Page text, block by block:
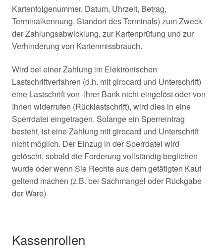
Kartenfolgenummer, Datum, Uhrzeit, Betrag,
Terminalkennung, Standort des Terminals) zum Zweck
der Zahlungsabwicklung, zur Kartenprüfung und zur
Verhinderung von Kartenmissbrauch.
Wird bei einer Zahlung im Elektronischen
Lastschriftverfahren (d.h. mit girocard und Unterschrift)
eine Lastschrift von Ihrer Bank nicht eingelöst oder von
Ihnen widerrufen (Rücklastschrift), wird dies in eine
Sperrdatei eingetragen. Solange ein Sperreintrag
besteht, ist eine Zahlung mit girocard und Unterschrift
nicht möglich. Der Einzug in der Sperrdatei wird
gelöscht, sobald die Forderung vollständig beglichen
wurde oder wenn Sie Rechte aus dem getätigten Kauf
geltend machen (z.B. bei Sachmangel oder Rückgabe
der Ware)
Kassenrollen